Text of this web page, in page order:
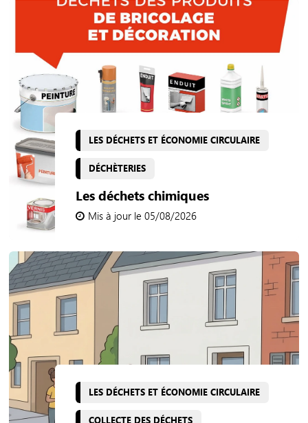
LES DÉCHETS ET ÉCONOMIE CIRCULAIRE
DÉCHÈTERIES
Les déchets chimiques
Mis à jour le 05/08/2026
LES DÉCHETS ET ÉCONOMIE CIRCULAIRE
COLLECTE DES DÉCHETS